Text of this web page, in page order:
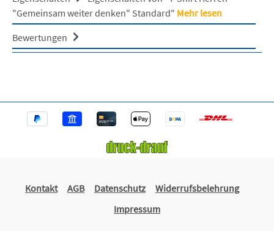
"Gemeinsam weiter denken" Standard" Mehr lesen
Bewertungen
Kontakt AGB Datenschutz
Widerrufsbelehrung
Impressum